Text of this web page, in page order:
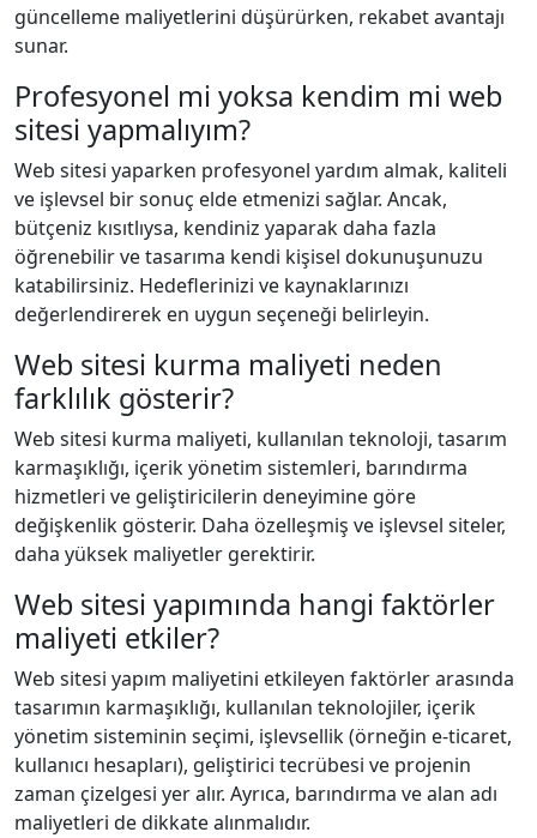
güncelleme maliyetlerini düşürürken, rekabet avantajı
sunar.
Profesyonel mi yoksa kendim mi web
sitesi yapmalıyım?
Web sitesi yaparken profesyonel yardım almak, kaliteli
ve işlevsel bir sonuç elde etmenizi sağlar. Ancak,
bütçeniz kısıtlıysa, kendiniz yaparak daha fazla
öğrenebilir ve tasarıma kendi kişisel dokunuşunuzu
katabilirsiniz. Hedeflerinizi ve kaynaklarınızı
değerlendirerek en uygun seçeneği belirleyin.
Web sitesi kurma maliyeti neden
farklılık gösterir?
Web sitesi kurma maliyeti, kullanılan teknoloji, tasarım
karmaşıklığı, içerik yönetim sistemleri, barındırma
hizmetleri ve geliştiricilerin deneyimine göre
değişkenlik gösterir. Daha özelleşmiş ve işlevsel siteler,
daha yüksek maliyetler gerektirir.
Web sitesi yapımında hangi faktörler
maliyeti etkiler?
Web sitesi yapım maliyetini etkileyen faktörler arasında
tasarımın karmaşıklığı, kullanılan teknolojiler, içerik
yönetim sisteminin seçimi, işlevsellik (örneğin e-ticaret,
kullanıcı hesapları), geliştirici tecrübesi ve projenin
zaman çizelgesi yer alır. Ayrıca, barındırma ve alan adı
maliyetleri de dikkate alınmalıdır.